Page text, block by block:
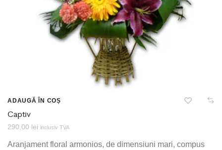
ADAUGĂ ÎN COȘ
Captiv
290,00 lei inclusiv TVA
Aranjament floral armonios, de dimensiuni mari, compus